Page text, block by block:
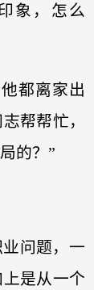
象，怎么
都离家出
帮帮忙，
的？”
问题，一
是从一个